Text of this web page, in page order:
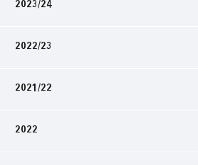
2023/24
2022/23
2021/22
2022